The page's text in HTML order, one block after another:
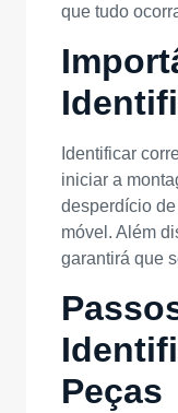
que tudo
Identificar
iniciar a
desperdício
móvel. Além
garantirá que
Peças